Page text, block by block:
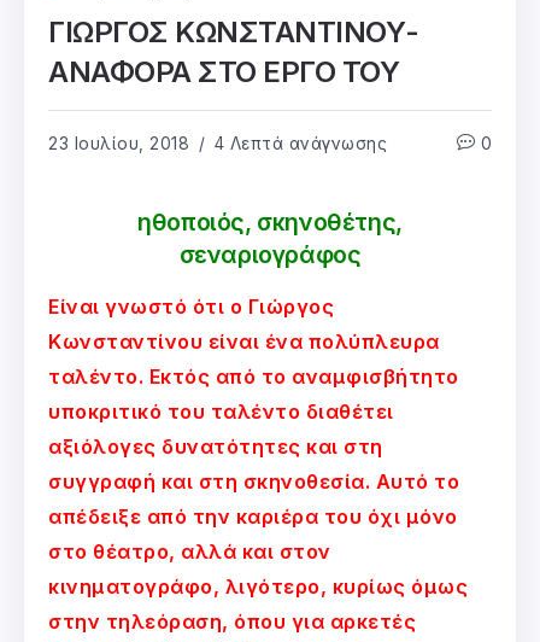
ΓΙΩΡΓΟΣ ΚΩΝΣΤΑΝΤΙΝΟΥ-
ΑΝΑΦΟΡΑ ΣΤΟ ΕΡΓΟ ΤΟΥ
23 Ιουλίου, 2018 4 Λεπτά ανάγνωσης 0
ηθοποιός, σκηνοθέτης,
σεναριογράφος
Είναι γνωστό ότι ο Γιώργος
Κωνσταντίνου είναι ένα πολύπλευρα
ταλέντο. Εκτός από το αναμφισβήτητο
υποκριτικό του ταλέντο διαθέτει
αξιόλογες δυνατότητες και στη
συγγραφή και στη σκηνοθεσία. Αυτό το
απέδειξε από την καριέρα του όχι μόνο
στο θέατρο, αλλά και στον
κινηματογράφο, λιγότερο, κυρίως όμως
στην τηλεόραση, όπου για αρκετές